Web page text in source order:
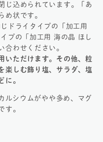
じ込められています。「あ
め状です。
じドライタイプの「加工用
プの「加工用 海の晶 ほし
合わせください。
いただけます。その他、粒
楽しむ飾り塩、サラダ、塩
に。
ルシウムがやや多め、マグ
す。